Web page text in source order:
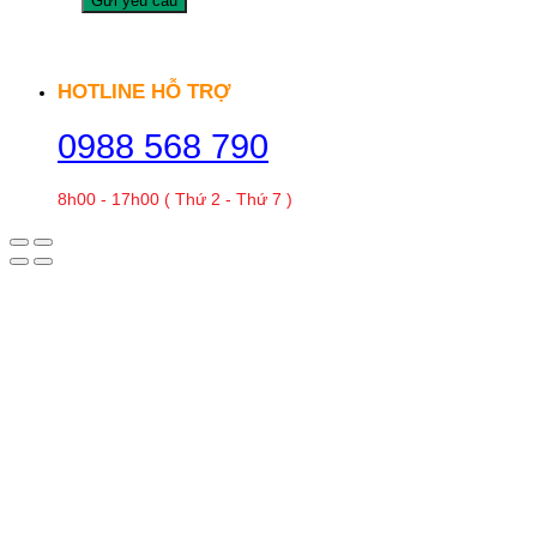
HOTLINE HỖ TRỢ
0988 568 790
8h00 - 17h00 ( Thứ 2 - Thứ 7 )